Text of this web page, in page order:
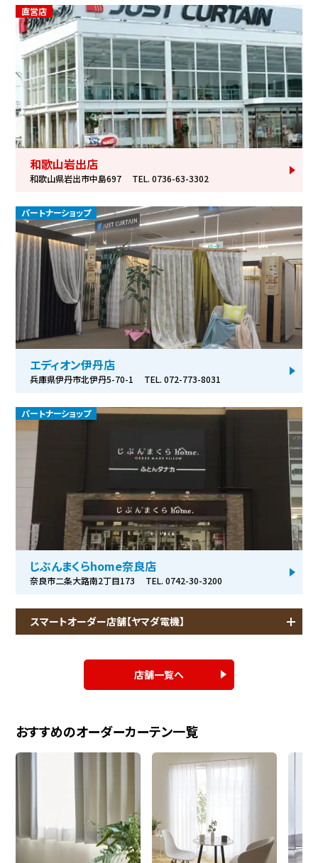
直営店
和歌山岩出店
和歌山県岩出市中島697 TEL. 0736-63-3302
パートナーショップ
エディオン伊丹店
兵庫県伊丹市北伊丹5-70-1 TEL. 072-773-8031
パートナーショップ
じぶんまくらhome奈良店
奈良市二条大路南2丁目173 TEL. 0742-30-3200
スマートオーダー店舗【ヤマダ電機】
店舗一覧へ
おすすめのオーダーカーテン一覧